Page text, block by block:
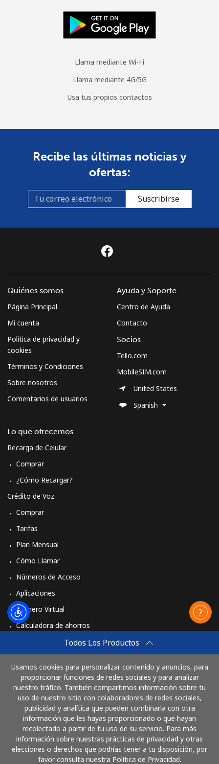
Llama mediante Wi-Fi
Llama mediante 4G/5G
Usa tus propios contactos
Recibe las últimas noticias y
ofertas:
Suscribirse
Todos Los Productos
Usamos cookies para personalizar contenido y anuncios, para
proporcionar funciones de redes sociales y para analizar
nuestro tráfico. También compartimos información sobre tu
uso de nuestro sitio con colaboradores de redes sociales,
publicidad y analítica que pueden combinarla con otra
información que les hayas proporcionado o que hayan
recolectado a partir de tu uso de su servicio. Para más
información sobre nuestras prácticas de privacidad y otras
elecciones o derechos que podrías tener a tu disposición, por
favor consulta nuestra Política de Privacidad.
Quiénes somos
Página Principal
Mi cuenta
Política de privacidad y
cookies
Términos y Condiciones
Sobre nosotros
Comentarios de usuarios
Lo que ofrecemos
Recarga de Celular
Comprar
¿Cómo Recargar?
Crédito de Voz
Comprar
Tarifas
Plan Mensual
Cómo Llamar
Números de Acceso
Aplicaciones
Número Virtual
Calculadora de ahorros
Comprar
Cómo funciona
Ayuda y Soporte
Centro de Ayuda
Contacto
Socios
Tello.com
MobileSIM.com
United States
Spanish
Paga con